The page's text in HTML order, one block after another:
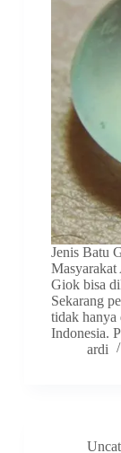
Jenis Batu
Giok bisa
Sekarang
tidak hanya
Indonesia.
ardi